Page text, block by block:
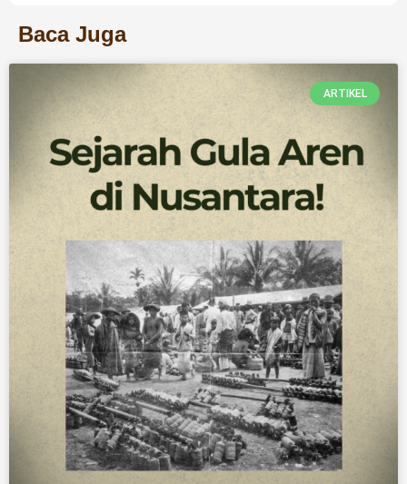
Baca Juga
ARTIKEL